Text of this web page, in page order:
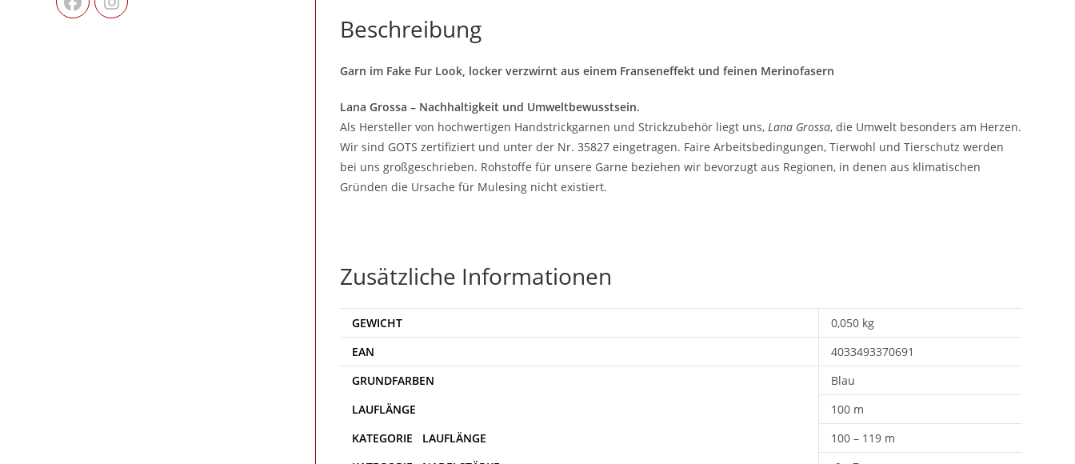
Beschreibung
Garn im Fake Fur Look, locker verzwirnt aus einem Franseneffekt und feinen Merinofasern
Lana Grossa – Nachhaltigkeit und Umweltbewusstsein.
Als Hersteller von hochwertigen Handstrickgarnen und Strickzubehör liegt uns, Lana Grossa, die Umwelt besonders am Herzen.
Wir sind GOTS zertifiziert und unter der Nr. 35827 eingetragen. Faire Arbeitsbedingungen, Tierwohl und Tierschutz werden
bei uns großgeschrieben. Rohstoffe für unsere Garne beziehen wir bevorzugt aus Regionen, in denen aus klimatischen
Gründen die Ursache für Mulesing nicht existiert.
Zusätzliche Informationen
GEWICHT
0,050 kg
EAN
4033493370691
Blau
100 m
100 – 119 m